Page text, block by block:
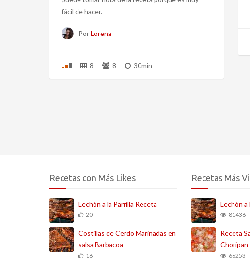
fácil de hacer.
PorLorena
8 8 30min
Recetas con Más Likes
Lechón a la Parrilla Receta
20
Costillas de Cerdo Marinadas en
salsa Barbacoa
16
Recetas Más
Lechón a
81436
Receta
Choripan
66253